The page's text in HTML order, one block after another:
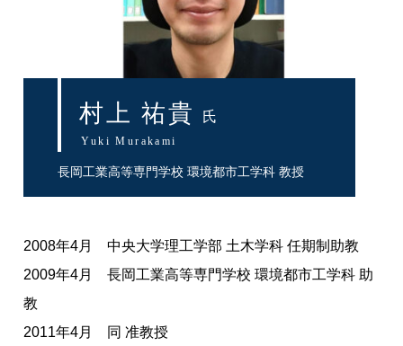
村上 祐貴 氏
Yuki Murakami
長岡工業高等専門学校 環境都市工学科 教授
2008年4月 中央大学理工学部 土木学科 任期制助教
2009年4月 長岡工業高等専門学校 環境都市工学科 助
教
2011年4月 同 准教授